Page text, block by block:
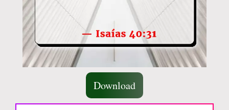
Download